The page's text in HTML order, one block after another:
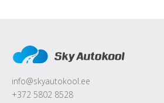
info@skyautokool.ee
+372 5802 8528